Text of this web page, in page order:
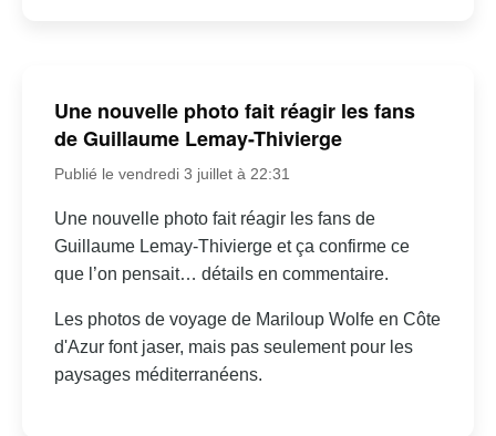
Une nouvelle photo fait réagir les fans
de Guillaume Lemay-Thivierge
Publié le vendredi 3 juillet à 22:31
Une nouvelle photo fait réagir les fans de
Guillaume Lemay-Thivierge et ça confirme ce
que l’on pensait… détails en commentaire.
Les photos de voyage de Mariloup Wolfe en Côte
d'Azur font jaser, mais pas seulement pour les
paysages méditerranéens.